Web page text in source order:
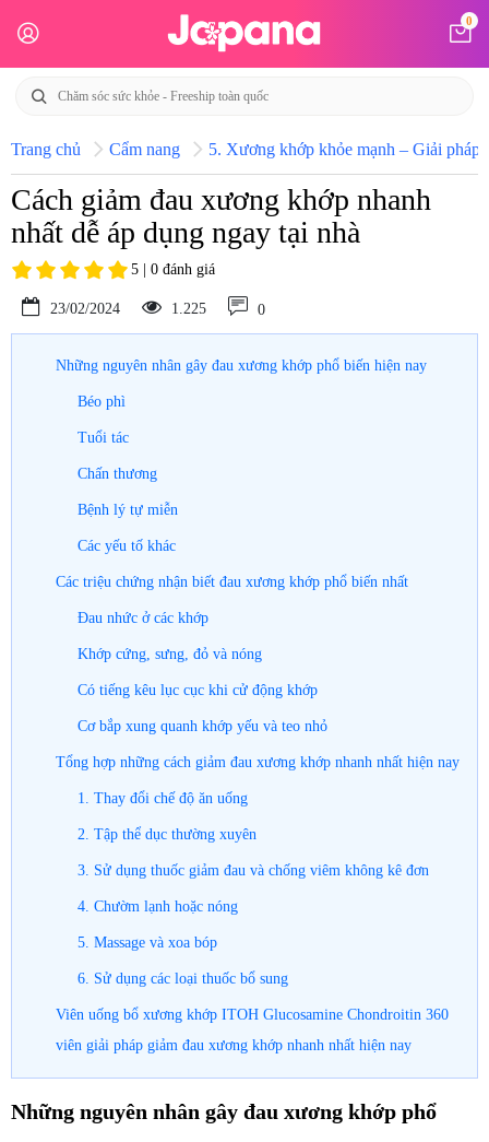
0
Trang chủ Cẩm nang 5. Xương khớp khỏe mạnh – Giải pháp
Cách giảm đau xương khớp nhanh
nhất dễ áp dụng ngay tại nhà
5 | 0 đánh giá
23/02/2024 1.225 0
Những nguyên nhân gây đau xương khớp phổ biến hiện nay
Béo phì
Tuổi tác
Chấn thương
Bệnh lý tự miễn
Các yếu tố khác
Các triệu chứng nhận biết đau xương khớp phổ biến nhất
Đau nhức ở các khớp
Khớp cứng, sưng, đỏ và nóng
Có tiếng kêu lục cục khi cử động khớp
Cơ bắp xung quanh khớp yếu và teo nhỏ
Tổng hợp những cách giảm đau xương khớp nhanh nhất hiện nay
1. Thay đổi chế độ ăn uống
2. Tập thể dục thường xuyên
3. Sử dụng thuốc giảm đau và chống viêm không kê đơn
4. Chườm lạnh hoặc nóng
5. Massage và xoa bóp
6. Sử dụng các loại thuốc bổ sung
Viên uống bổ xương khớp ITOH Glucosamine Chondroitin 360
viên giải pháp giảm đau xương khớp nhanh nhất hiện nay
Những nguyên nhân gây đau xương khớp phổ